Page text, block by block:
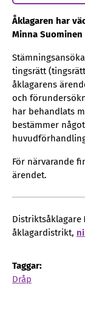
Åklagaren har
Minna
tingsrätt
åklagarens
och
har behandlats
bestämmer
För närvarande
ärendet.
Distriktsåklagare
åklagardistrikt,
Taggar:
Dråp